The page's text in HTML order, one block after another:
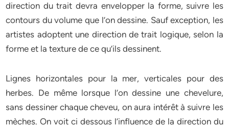
direction du trait devra envelopper la forme, suivre les
contours du volume que l’on dessine. Sauf exception, les
artistes adoptent une direction de trait logique, selon la
forme et la texture de ce qu’ils dessinent.
Lignes horizontales pour la mer, verticales pour des
herbes. De même lorsque l’on dessine une chevelure,
sans dessiner chaque cheveu, on aura intérêt à suivre les
mèches. On voit ci dessous l’influence de la direction du